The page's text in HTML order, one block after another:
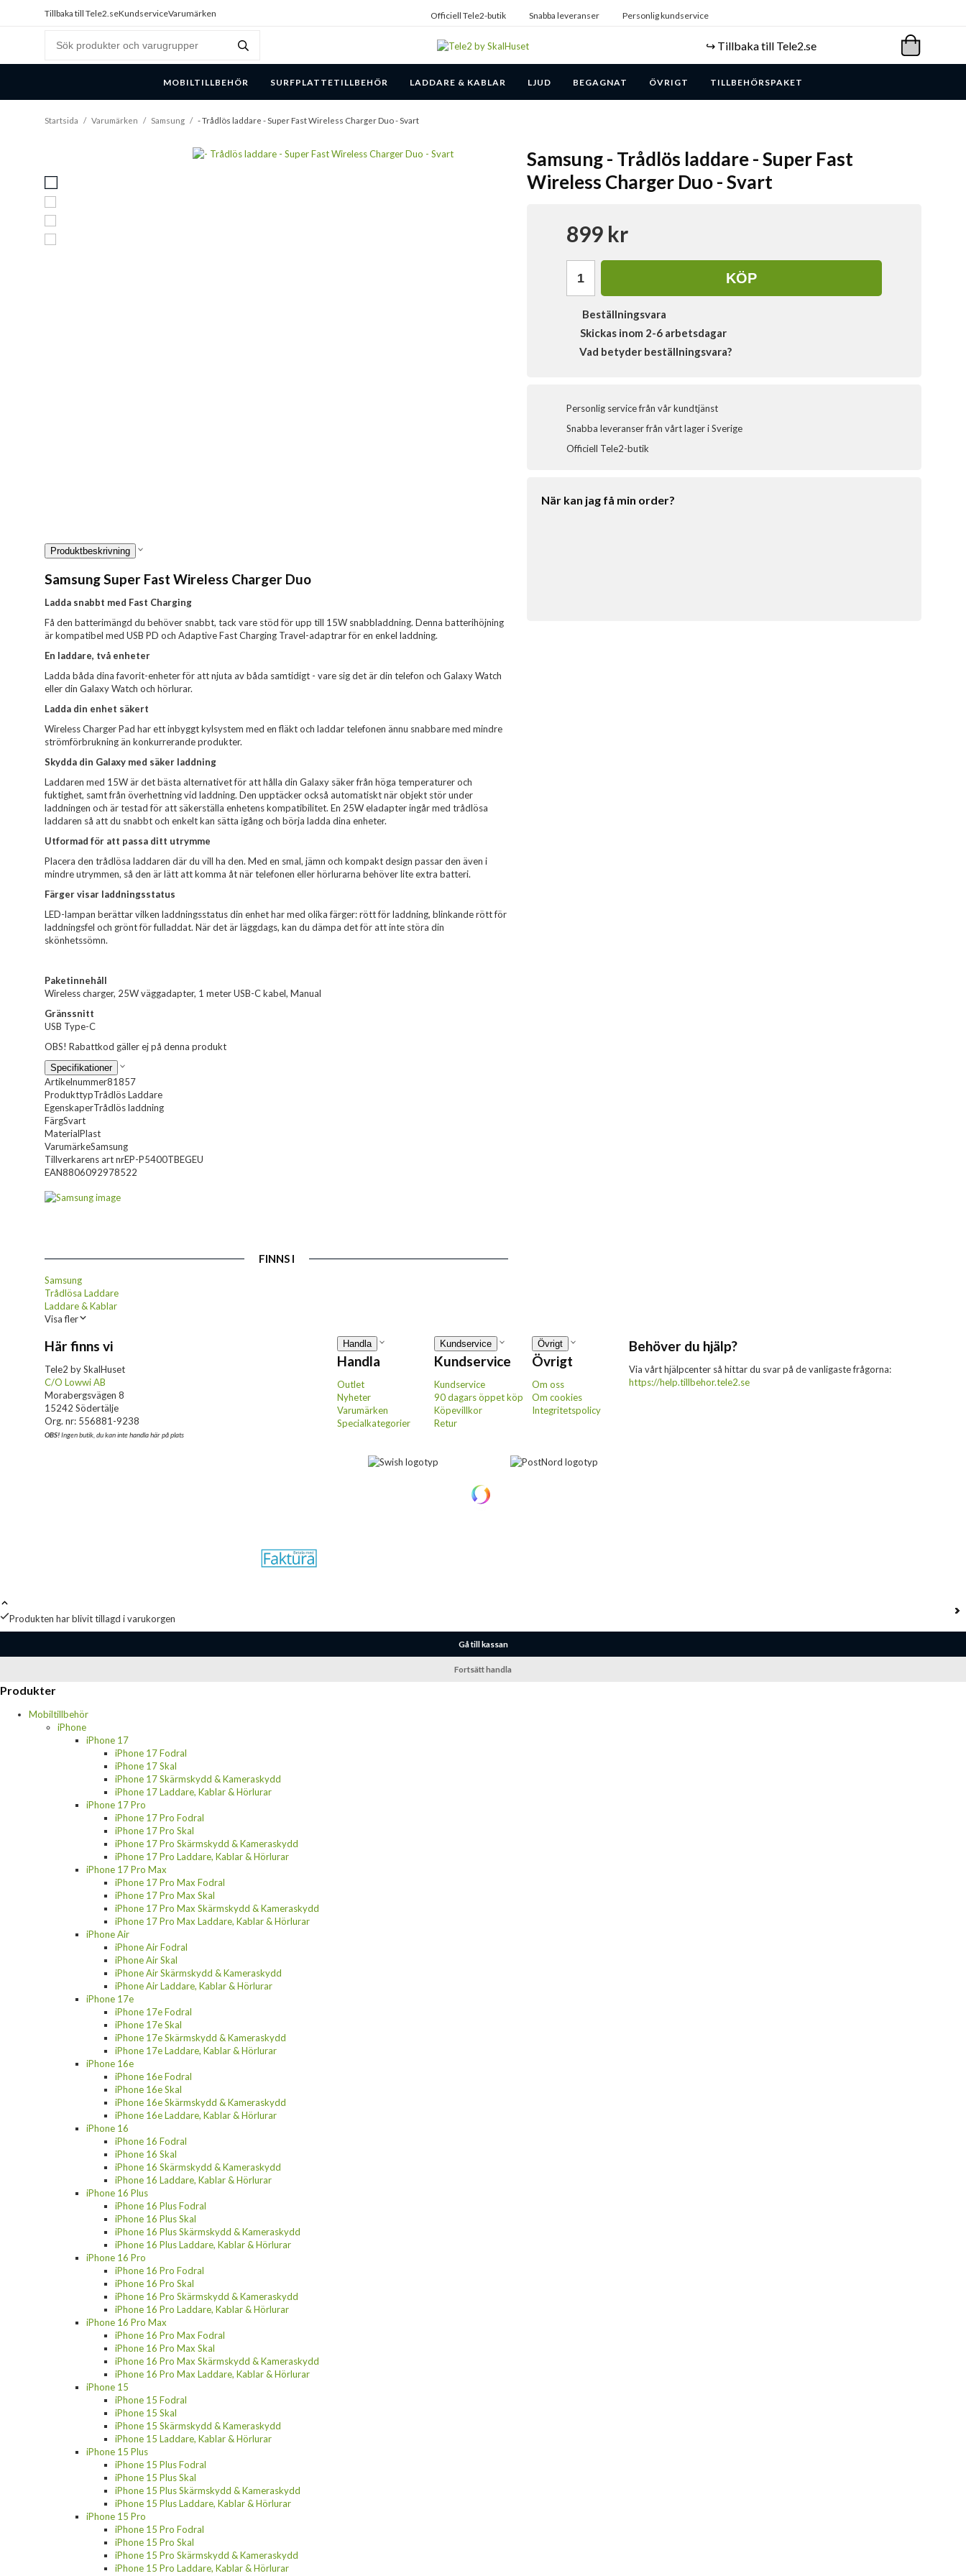
Tillbaka till Tele2.seKundserviceVarumärken Officiell Tele2-butik Snabba leveranser Personlig kundservice
↪️ Tillbaka till Tele2.se
MOBILTILLBEHÖR SURFPLATTETILLBEHÖR LADDARE & KABLAR LJUD BEGAGNAT ÖVRIGT TILLBEHÖRSPAKET
Startsida / Varumärken / Samsung / - Trådlös laddare - Super Fast Wireless Charger Duo - Svart
Samsung - Trådlös laddare - Super Fast
Wireless Charger Duo - Svart
899 kr
KÖP
Beställningsvara
Skickas inom 2-6 arbetsdagar
Vad betyder beställningsvara?
Personlig service från vår kundtjänst
Snabba leveranser från vårt lager i Sverige
Officiell Tele2-butik
När kan jag få min order?
Produktbeskrivning
Samsung Super Fast Wireless Charger Duo
Ladda snabbt med Fast Charging
Få den batterimängd du behöver snabbt, tack vare stöd för upp till 15W snabbladdning. Denna batterihöjning
är kompatibel med USB PD och Adaptive Fast Charging Travel-adaptrar för en enkel laddning.
En laddare, två enheter
Ladda båda dina favorit-enheter för att njuta av båda samtidigt - vare sig det är din telefon och Galaxy Watch
eller din Galaxy Watch och hörlurar.
Ladda din enhet säkert
Wireless Charger Pad har ett inbyggt kylsystem med en fläkt och laddar telefonen ännu snabbare med mindre
strömförbrukning än konkurrerande produkter.
Skydda din Galaxy med säker laddning
Laddaren med 15W är det bästa alternativet för att hålla din Galaxy säker från höga temperaturer och
fuktighet, samt från överhettning vid laddning. Den upptäcker också automatiskt när objekt stör under
laddningen och är testad för att säkerställa enhetens kompatibilitet. En 25W eladapter ingår med trådlösa
laddaren så att du snabbt och enkelt kan sätta igång och börja ladda dina enheter.
Utformad för att passa ditt utrymme
Placera den trådlösa laddaren där du vill ha den. Med en smal, jämn och kompakt design passar den även i
mindre utrymmen, så den är lätt att komma åt när telefonen eller hörlurarna behöver lite extra batteri.
Färger visar laddningsstatus
LED-lampan berättar vilken laddningsstatus din enhet har med olika färger: rött för laddning, blinkande rött för
laddningsfel och grönt för fulladdat. När det är läggdags, kan du dämpa det för att inte störa din
skönhetssömn.
Paketinnehåll
Wireless charger, 25W väggadapter, 1 meter USB-C kabel, Manual
Gränssnitt
USB Type-C
OBS! Rabattkod gäller ej på denna produkt
Specifikationer
Artikelnummer81857
ProdukttypTrådlös Laddare
EgenskaperTrådlös laddning
FärgSvart
MaterialPlast
VarumärkeSamsung
Tillverkarens art nrEP-P5400TBEGEU
EAN8806092978522
FINNS I
Samsung
Trådlösa Laddare
Laddare & Kablar
Visa fler
Här finns vi
Tele2 by SkalHuset
C/O Lowwi AB
Morabergsvägen 8
15242 Södertälje
Org. nr: 556881-9238
OBS!Ingen butik, du kan inte handla här på plats
Handla
Handla
Outlet
Nyheter
Varumärken
Specialkategorier
Kundservice
Kundservice
Kundservice
90 dagars öppet köp
Köpevillkor
Retur
Övrigt
Övrigt
Om oss
Om cookies
Integritetspolicy
Behöver du hjälp?
Via vårt hjälpcenter så hittar du svar på de vanligaste frågorna:
https://help.tillbehor.tele2.se
Produkten har blivit tillagd i varukorgen
Gå till kassan
Fortsätt handla
Produkter
Mobiltillbehör
iPhone
iPhone 17
iPhone 17 Fodral
iPhone 17 Skal
iPhone 17 Skärmskydd & Kameraskydd
iPhone 17 Laddare, Kablar & Hörlurar
iPhone 17 Pro
iPhone 17 Pro Fodral
iPhone 17 Pro Skal
iPhone 17 Pro Skärmskydd & Kameraskydd
iPhone 17 Pro Laddare, Kablar & Hörlurar
iPhone 17 Pro Max
iPhone 17 Pro Max Fodral
iPhone 17 Pro Max Skal
iPhone 17 Pro Max Skärmskydd & Kameraskydd
iPhone 17 Pro Max Laddare, Kablar & Hörlurar
iPhone Air
iPhone Air Fodral
iPhone Air Skal
iPhone Air Skärmskydd & Kameraskydd
iPhone Air Laddare, Kablar & Hörlurar
iPhone 17e
iPhone 17e Fodral
iPhone 17e Skal
iPhone 17e Skärmskydd & Kameraskydd
iPhone 17e Laddare, Kablar & Hörlurar
iPhone 16e
iPhone 16e Fodral
iPhone 16e Skal
iPhone 16e Skärmskydd & Kameraskydd
iPhone 16e Laddare, Kablar & Hörlurar
iPhone 16
iPhone 16 Fodral
iPhone 16 Skal
iPhone 16 Skärmskydd & Kameraskydd
iPhone 16 Laddare, Kablar & Hörlurar
iPhone 16 Plus
iPhone 16 Plus Fodral
iPhone 16 Plus Skal
iPhone 16 Plus Skärmskydd & Kameraskydd
iPhone 16 Plus Laddare, Kablar & Hörlurar
iPhone 16 Pro
iPhone 16 Pro Fodral
iPhone 16 Pro Skal
iPhone 16 Pro Skärmskydd & Kameraskydd
iPhone 16 Pro Laddare, Kablar & Hörlurar
iPhone 16 Pro Max
iPhone 16 Pro Max Fodral
iPhone 16 Pro Max Skal
iPhone 16 Pro Max Skärmskydd & Kameraskydd
iPhone 16 Pro Max Laddare, Kablar & Hörlurar
iPhone 15
iPhone 15 Fodral
iPhone 15 Skal
iPhone 15 Skärmskydd & Kameraskydd
iPhone 15 Laddare, Kablar & Hörlurar
iPhone 15 Plus
iPhone 15 Plus Fodral
iPhone 15 Plus Skal
iPhone 15 Plus Skärmskydd & Kameraskydd
iPhone 15 Plus Laddare, Kablar & Hörlurar
iPhone 15 Pro
iPhone 15 Pro Fodral
iPhone 15 Pro Skal
iPhone 15 Pro Skärmskydd & Kameraskydd
iPhone 15 Pro Laddare, Kablar & Hörlurar